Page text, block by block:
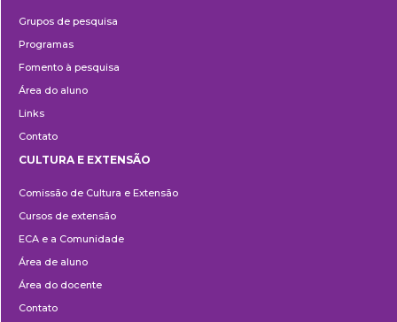
Grupos de pesquisa
Programas
Fomento à pesquisa
Área do aluno
Links
Contato
e
Extensão
CULTURA E EXTENSÃO
Comissão de Cultura e Extensão
Cursos de extensão
ECA e a Comunidade
Área de aluno
Área do docente
Contato